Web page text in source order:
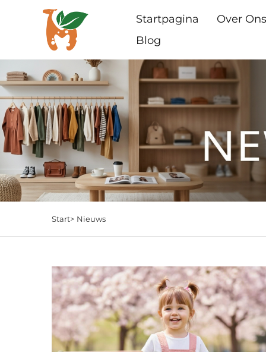
Startpagina Over Ons
Blog
Start> Nieuws